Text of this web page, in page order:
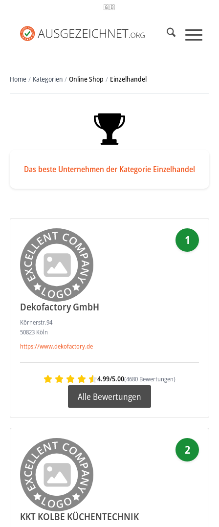
🇬🇧
Home / Kategorien / Online Shop / Einzelhandel
Das beste Unternehmen der Kategorie Einzelhandel
Dekofactory GmbH
Körnerstr.94
50823 Köln
https://www.dekofactory.de
1
4.99/5.00(4680 Bewertungen)
Alle Bewertungen
KKT KOLBE KÜCHENTECHNIK
2